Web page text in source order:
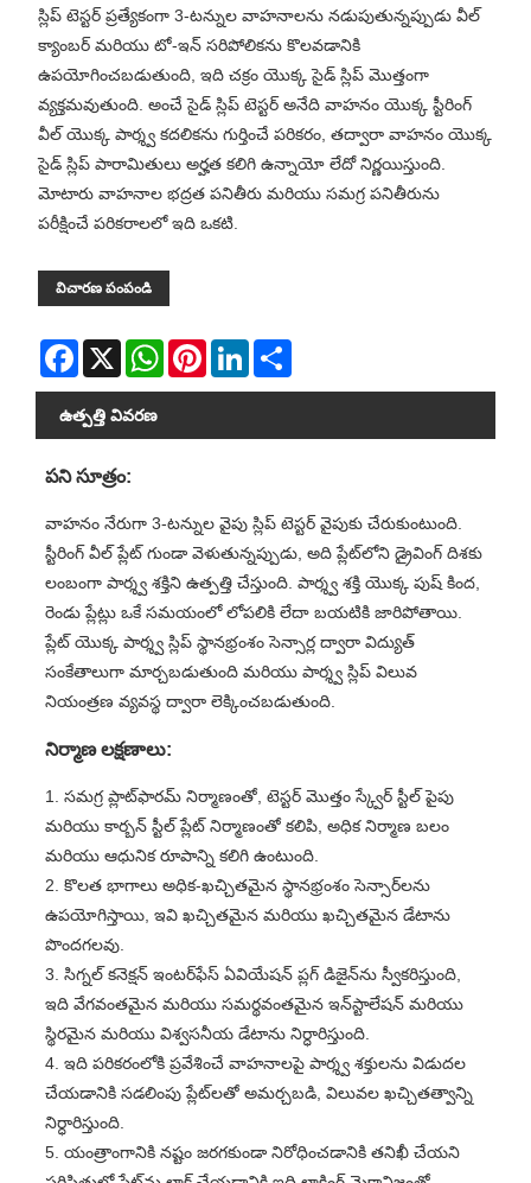
స్లిప్ టెస్టర్ ప్రత్యేకంగా 3-టన్నుల వాహనాలను నడుపుతున్నప్పుడు వీల్
క్యాంబర్ మరియు టో-ఇన్ సరిపోలికను కొలవడానికి
ఉపయోగించబడుతుంది, ఇది చక్రం యొక్క సైడ్ స్లిప్ మొత్తంగా
వ్యక్తమవుతుంది. అంచే సైడ్ స్లిప్ టెస్టర్ అనేది వాహనం యొక్క స్టీరింగ్
వీల్ యొక్క పార్శ్వ కదలికను గుర్తించే పరికరం, తద్వారా వాహనం యొక్క
సైడ్ స్లిప్ పారామితులు అర్హత కలిగి ఉన్నాయో లేదో నిర్ణయిస్తుంది.
మోటారు వాహనాల భద్రత పనితీరు మరియు సమగ్ర పనితీరును
పరీక్షించే పరికరాలలో ఇది ఒకటి.
విచారణ పంపండి
Facebook
X WhatsAppPinterestLinkedIn
ఉత్పత్తి వివరణ
పని సూత్రం:
వాహనం నేరుగా 3-టన్నుల వైపు స్లిప్ టెస్టర్ వైపుకు చేరుకుంటుంది.
స్టీరింగ్ వీల్ ప్లేట్ గుండా వెళుతున్నప్పుడు, అది ప్లేట్‌లోని డ్రైవింగ్ దిశకు
లంబంగా పార్శ్వ శక్తిని ఉత్పత్తి చేస్తుంది. పార్శ్వ శక్తి యొక్క పుష్ కింద,
రెండు ప్లేట్లు ఒకే సమయంలో లోపలికి లేదా బయటికి జారిపోతాయి.
ప్లేట్ యొక్క పార్శ్వ స్లిప్ స్థానభ్రంశం సెన్సార్ల ద్వారా విద్యుత్
సంకేతాలుగా మార్చబడుతుంది మరియు పార్శ్వ స్లిప్ విలువ
నియంత్రణ వ్యవస్థ ద్వారా లెక్కించబడుతుంది.
నిర్మాణ లక్షణాలు:
1. సమగ్ర ప్లాట్‌ఫారమ్ నిర్మాణంతో, టెస్టర్ మొత్తం స్క్వేర్ స్టీల్ పైపు
మరియు కార్బన్ స్టీల్ ప్లేట్ నిర్మాణంతో కలిపి, అధిక నిర్మాణ బలం
మరియు ఆధునిక రూపాన్ని కలిగి ఉంటుంది.
2. కొలత భాగాలు అధిక-ఖచ్చితమైన స్థానభ్రంశం సెన్సార్‌లను
ఉపయోగిస్తాయి, ఇవి ఖచ్చితమైన మరియు ఖచ్చితమైన డేటాను
పొందగలవు.
3. సిగ్నల్ కనెక్షన్ ఇంటర్‌ఫేస్ ఏవియేషన్ ప్లగ్ డిజైన్‌ను స్వీకరిస్తుంది,
ఇది వేగవంతమైన మరియు సమర్థవంతమైన ఇన్‌స్టాలేషన్ మరియు
స్థిరమైన మరియు విశ్వసనీయ డేటాను నిర్ధారిస్తుంది.
4. ఇది పరికరంలోకి ప్రవేశించే వాహనాలపై పార్శ్వ శక్తులను విడుదల
చేయడానికి సడలింపు ప్లేట్‌లతో అమర్చబడి, విలువల ఖచ్చితత్వాన్ని
నిర్ధారిస్తుంది.
5. యంత్రాంగానికి నష్టం జరగకుండా నిరోధించడానికి తనిఖీ చేయని